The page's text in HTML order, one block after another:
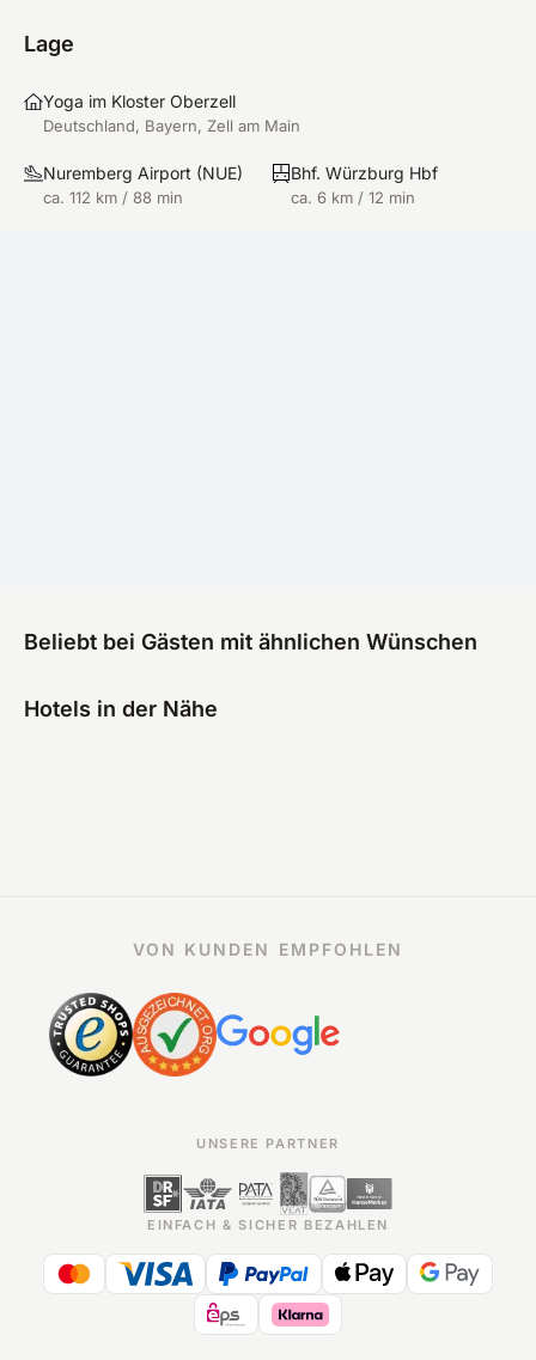
Lage
Yoga im Kloster Oberzell
Deutschland, Bayern, Zell am Main
Nuremberg Airport (NUE)
ca. 112 km / 88 min
Bhf. Würzburg Hbf
ca. 6 km / 12 min
Beliebt bei Gästen mit ähnlichen Wünschen
Hotels in der Nähe
VON KUNDEN EMPFOHLEN
UNSERE PARTNER
EINFACH & SICHER BEZAHLEN